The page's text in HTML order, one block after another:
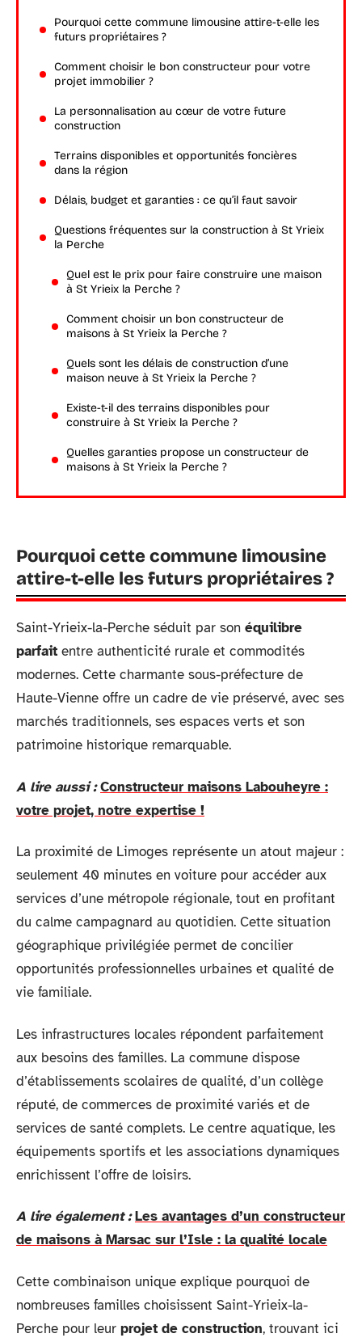
Pourquoi cette commune limousine attire-t-elle les
futurs propriétaires ?
Comment choisir le bon constructeur pour votre
projet immobilier ?
La personnalisation au cœur de votre future
construction
Terrains disponibles et opportunités foncières
dans la région
Délais, budget et garanties : ce qu’il faut savoir
Questions fréquentes sur la construction à St Yrieix
la Perche
Quel est le prix pour faire construire une maison
à St Yrieix la Perche ?
Comment choisir un bon constructeur de
maisons à St Yrieix la Perche ?
Quels sont les délais de construction d’une
maison neuve à St Yrieix la Perche ?
Existe-t-il des terrains disponibles pour
construire à St Yrieix la Perche ?
Quelles garanties propose un constructeur de
maisons à St Yrieix la Perche ?
Pourquoi cette commune limousine
attire-t-elle les futurs propriétaires ?
Saint-Yrieix-la-Perche séduit par son équilibre
parfait entre authenticité rurale et commodités
modernes. Cette charmante sous-préfecture de
Haute-Vienne offre un cadre de vie préservé, avec ses
marchés traditionnels, ses espaces verts et son
patrimoine historique remarquable.
A lire aussi : Constructeur maisons Labouheyre :
votre projet, notre expertise !
La proximité de Limoges représente un atout majeur :
seulement 40 minutes en voiture pour accéder aux
services d’une métropole régionale, tout en profitant
du calme campagnard au quotidien. Cette situation
géographique privilégiée permet de concilier
opportunités professionnelles urbaines et qualité de
vie familiale.
Les infrastructures locales répondent parfaitement
aux besoins des familles. La commune dispose
d’établissements scolaires de qualité, d’un collège
réputé, de commerces de proximité variés et de
services de santé complets. Le centre aquatique, les
équipements sportifs et les associations dynamiques
enrichissent l’offre de loisirs.
A lire également : Les avantages d’un constructeur
de maisons à Marsac sur l’Isle : la qualité locale
Cette combinaison unique explique pourquoi de
nombreuses familles choisissent Saint-Yrieix-la-
Perche pour leur projet de construction, trouvant ici